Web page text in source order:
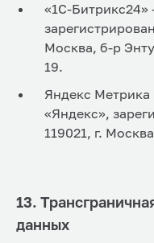
«1С-
Москва, б-р
19.
Яндекс
«Яндекс»,
119021, г.
13.
данных